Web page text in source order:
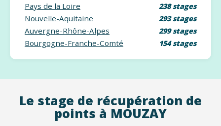
Pays de la Loire 238 stages
Nouvelle-Aquitaine 293 stages
Auvergne-Rhône-Alpes 299 stages
Bourgogne-Franche-Comté 154 stages
Le stage de récupération de
points à MOUZAY